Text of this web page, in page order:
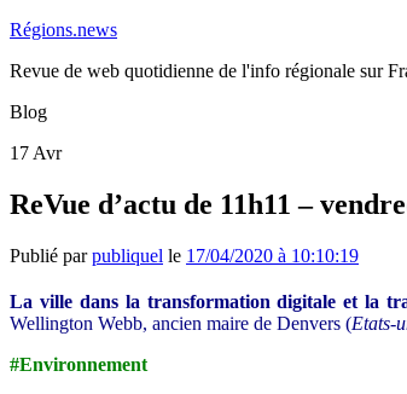
Régions.news
Revue de web quotidienne de l'info régionale sur
Blog
17 Avr
ReVue d’actu de 11h11 –
Publié parpubliquel le 17/04/2020 à 10:10:19
La ville dans la transformation digitale et la
Wellington Webb, ancien maire de Denvers (Etats-
#Environnement